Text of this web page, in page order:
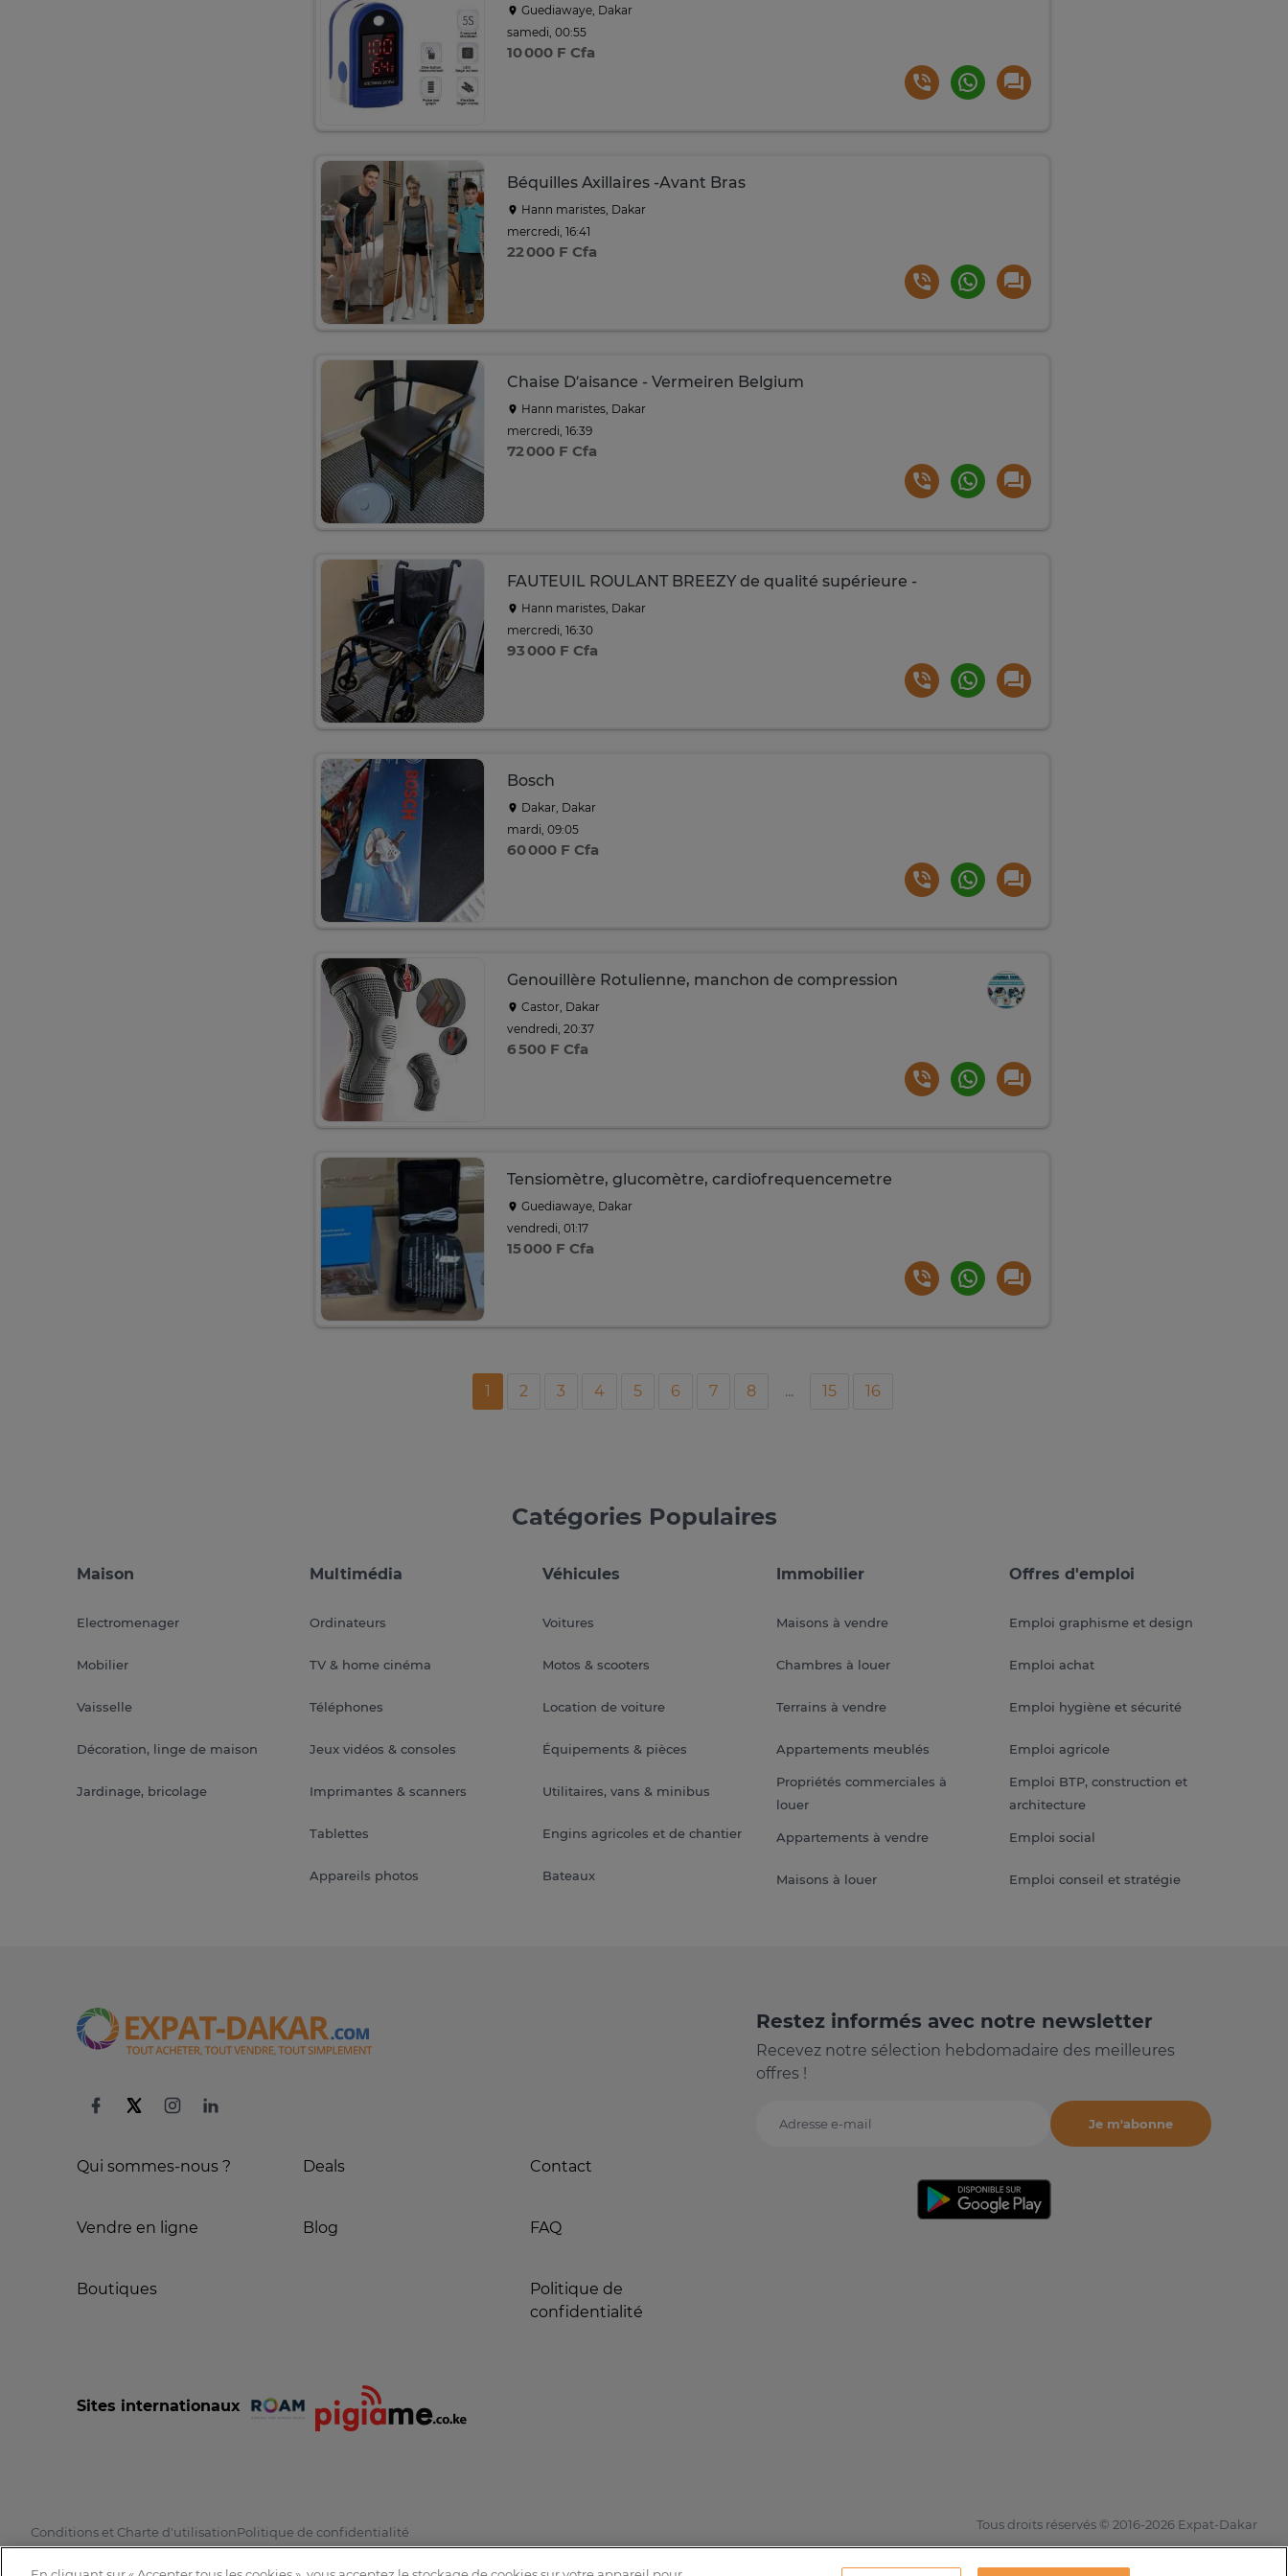
Guediawaye, Dakar
samedi, 00:55
10 000 F Cfa
Béquilles Axillaires -Avant Bras
Hann maristes, Dakar
mercredi, 16:41
22 000 F Cfa
Chaise D’aisance - Vermeiren Belgium
Hann maristes, Dakar
mercredi, 16:39
72 000 F Cfa
FAUTEUIL ROULANT BREEZY de qualité supérieure -
Hann maristes, Dakar
mercredi, 16:30
93 000 F Cfa
Bosch
Dakar, Dakar
mardi, 09:05
60 000 F Cfa
Genouillère Rotulienne, manchon de compression
Castor, Dakar
vendredi, 20:37
6 500 F Cfa
Tensiomètre, glucomètre, cardiofrequencemetre
Guediawaye, Dakar
vendredi, 01:17
15 000 F Cfa
1 2 3 4 5 6 7 8 ... 15 16
Catégories Populaires
Maison
Electromenager
Mobilier
Vaisselle
Décoration, linge de maison
Jardinage, bricolage
Multimédia
Ordinateurs
TV & home cinéma
Téléphones
Jeux vidéos & consoles
Imprimantes & scanners
Tablettes
Appareils photos
Véhicules
Voitures
Motos & scooters
Location de voiture
Équipements & pièces
Utilitaires, vans & minibus
Engins agricoles et de chantier
Bateaux
Immobilier
Maisons à vendre
Chambres à louer
Terrains à vendre
Appartements meublés
Propriétés commerciales à
louer
Appartements à vendre
Maisons à louer
Offres d'emploi
Emploi graphisme et design
Emploi achat
Emploi hygiène et sécurité
Emploi agricole
Emploi BTP, construction et
architecture
Emploi social
Emploi conseil et stratégie
Qui sommes-nous ?
Vendre en ligne
Boutiques
Deals
Blog
Contact
FAQ
Politique de
confidentialité
Restez informés avec notre newsletter
Recevez notre sélection hebdomadaire des meilleures
offres !
Adresse e-mail
Je m'abonne
Sites internationaux
Conditions et Charte d'utilisationPolitique de confidentialité Tous droits réservés © 2016-2026 Expat-Dakar